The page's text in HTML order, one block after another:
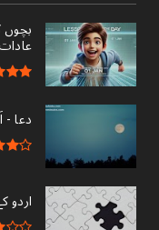
بچوں
دعا - ‎اَسْتَغْفِرُ اللهَ رَبِّىْ مِنْ کل ذَنبٍ وَّاَتُوْبُ اِلَيْهِ